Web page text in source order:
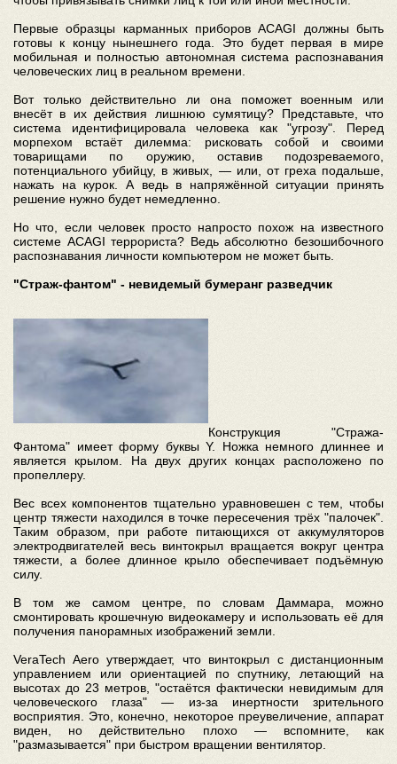
Первые образцы карманных приборов ACAGI должны быть
готовы к концу нынешнего года. Это будет первая в мире
мобильная и полностью автономная система распознавания
человеческих лиц в реальном времени.
Вот только действительно ли она поможет военным или
внесёт в их действия лишнюю сумятицу? Представьте, что
система идентифицировала человека как "угрозу". Перед
морпехом встаёт дилемма: рисковать собой и своими
товарищами по оружию, оставив подозреваемого,
потенциального убийцу, в живых, — или, от греха подальше,
нажать на курок. А ведь в напряжённой ситуации принять
решение нужно будет немедленно.
Но что, если человек просто напросто похож на известного
системе ACAGI террориста? Ведь абсолютно безошибочного
распознавания личности компьютером не может быть.
"Страж-фантом" - невидемый бумеранг разведчик
Конструкция "Стража-
Фантома" имеет форму буквы Y. Ножка немного длиннее и
является крылом. На двух других концах расположено по
пропеллеру.
Вес всех компонентов тщательно уравновешен с тем, чтобы
центр тяжести находился в точке пересечения трёх "палочек".
Таким образом, при работе питающихся от аккумуляторов
электродвигателей весь винтокрыл вращается вокруг центра
тяжести, а более длинное крыло обеспечивает подъёмную
силу.
В том же самом центре, по словам Даммара, можно
смонтировать крошечную видеокамеру и использовать её для
получения панорамных изображений земли.
VeraTech Aero утверждает, что винтокрыл с дистанционным
управлением или ориентацией по спутнику, летающий на
высотах до 23 метров, "остаётся фактически невидимым для
человеческого глаза" — из-за инертности зрительного
восприятия. Это, конечно, некоторое преувеличение, аппарат
виден, но действительно плохо — вспомните, как
"размазывается" при быстром вращении вентилятор.